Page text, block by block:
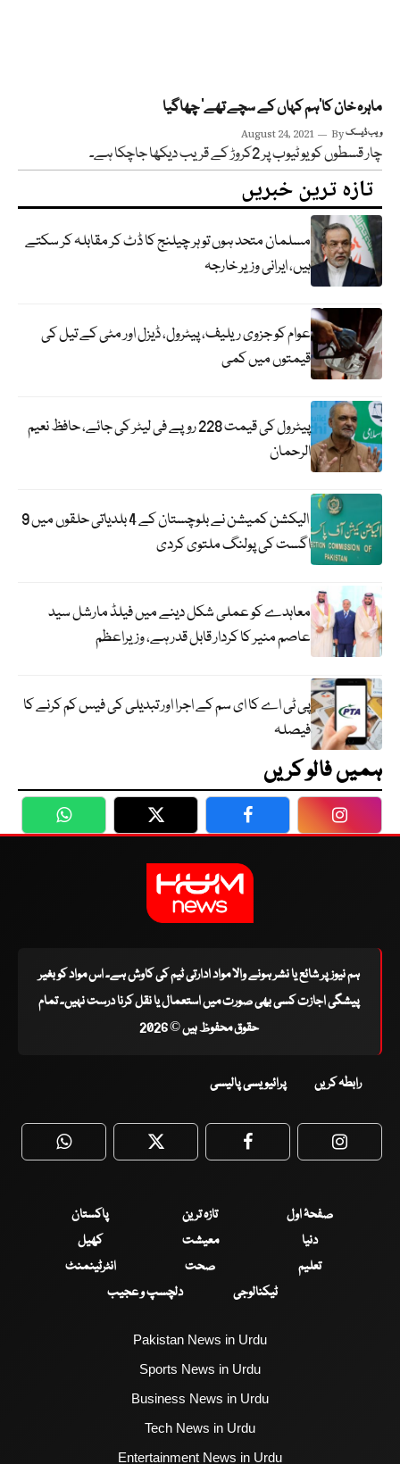
ماہرہ خان کا’ہم کہاں کے سچے تھے‘ چھاگیا
August 24, 2021 Byویب ڈیسک
چار قسطوں کو یو ٹیوب پر 2کروڑ کے قریب دیکھا جاچکا ہے۔
تازہ ترین خبریں
مسلمان متحد ہوں تو ہر چیلنج کا ڈٹ کر مقابلہ کر سکتے
ہیں، ایرانی وزیر خارجہ
عوام کو جزوی ریلیف، پیٹرول، ڈیزل اور مٹی کے تیل کی
قیمتوں میں کمی
پیٹرول کی قیمت 228 روپے فی لیٹر کی جائے، حافظ نعیم
الرحمان
الیکشن کمیشن نے بلوچستان کے 4 بلدیاتی حلقوں میں 9
اگست کی پولنگ ملتوی کردی
معاہدے کو عملی شکل دینے میں فیلڈ مارشل سید
عاصم منیر کا کردار قابل قدر ہے، وزیراعظم
پی ٹی اے کا ای سم کے اجرا اور تبدیلی کی فیس کم کرنے کا
فیصلہ
ہمیں فالو کریں
WhatsApp Twitter Facebook
ہم نیوز پر شائع یا نشر ہونے والا مواد ادارتی ٹیم کی کاوش ہے۔ اس مواد کو بغیر
پیشگی اجازت کسی بھی صورت میں استعمال یا نقل کرنا درست نہیں۔ تمام
حقوق محفوظ ہیں © 2026
رابطہ کریں پرائیویسی پالیسی
WhatsApp Twitter Facebook
صفحۂ اول تازہ ترین
پاکستان
دنیا
معیشت
کھیل
تعلیم
صحت
انٹرٹینمنٹ
ٹیکنالوجی
دلچسپ و عجیب
Pakistan News in Urdu
Sports News in Urdu
Business News in Urdu
Tech News in Urdu
Entertainment News in Urdu